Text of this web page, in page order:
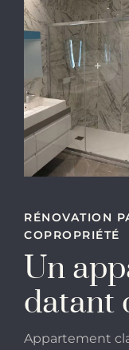
+
RÉNOVATION
COPROPRIÉTÉ
Un
datant
Appartement